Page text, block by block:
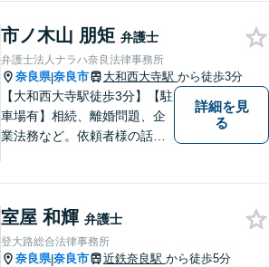
策をご提案【LINE利用可】
【平日夜間、土日祝日、応相
談】
市ノ木山 朋矩 弁護士
弁護士法人ナラハ奈良法律事務所
奈良県|奈良市 大和西大寺駅 から徒歩3分
【大和西大寺駅徒歩3分】【駐
車場有】相続、離婚問題、企
業法務など。依頼者様の話を
と聞いても良いのかな」など
と思わず、ぜひ一度ご相談く
ださい。【お子様連れ相談
詳細を見
る
室屋 和輝 弁護士
登大路総合法律事務所
奈良県|奈良市 近鉄奈良駅 から徒歩5分